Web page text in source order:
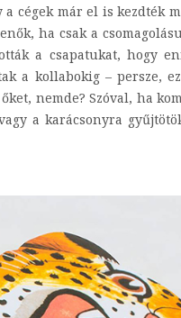
cégek már el is kezdték
ha csak a
a csapatukat, hogy
a kollabokig – persze,
nemde? Szóval, ha
a karácsonyra